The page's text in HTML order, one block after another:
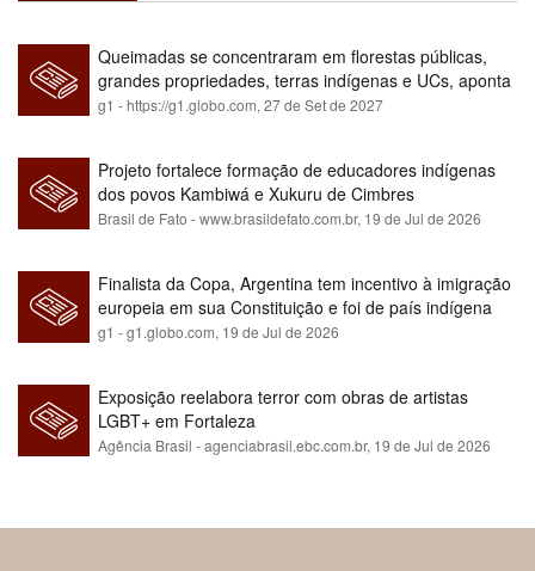
Queimadas se concentraram em florestas públicas,
grandes propriedades, terras indígenas e UCs, aponta
relatório
g1 - https://g1.globo.com,27 de Set de 2027
Projeto fortalece formação de educadores indígenas
dos povos Kambiwá e Xukuru de Cimbres
Brasil de Fato - www.brasildefato.com.br, 19 de Jul de 2026
Finalista da Copa, Argentina tem incentivo à imigração
europeia em sua Constituição e foi de país indígena
para maioria branca
g1 - g1.globo.com, 19 de Jul de 2026
Exposição reelabora terror com obras de artistas
LGBT+ em Fortaleza
Agência Brasil - agenciabrasil.ebc.com.br, 19 de Jul de 2026